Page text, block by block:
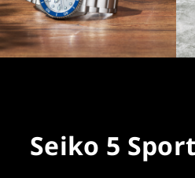
Seiko 5